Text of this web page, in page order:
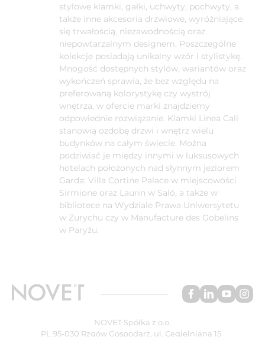
stylowe klamki, gałki, uchwyty, pochwyty, a
także inne akcesoria drzwiowe, wyróżniające
się trwałością, niezawodnością oraz
niepowtarzalnym designem. Poszczególne
kolekcje posiadają unikalny wzór i stylistykę.
Mnogość dostępnych stylów, wariantów oraz
wykończeń sprawia, że bez względu na
preferowaną kolorystykę czy wystrój
wnętrza, w ofercie marki znajdziemy
odpowiednie rozwiązanie. Klamki Linea Cali
stanowią ozdobę drzwi i wnętrz wielu
budynków na całym świecie. Można
podziwiać je między innymi w luksusowych
hotelach położonych nad słynnym jeziorem
Garda: Villa Cortine Palace w miejscowości
Sirmione oraz Laurin w Saló, a także w
bibliotece na Wydziale Prawa Uniwersytetu
w Zurychu czy w Manufacture des Gobelins
w Paryżu.
NOVET Spółka z o.o.
PL 95-030 Rzgów Gospodarz, ul. Cegielniana 15